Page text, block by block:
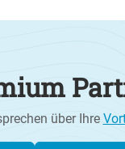
über Ihre